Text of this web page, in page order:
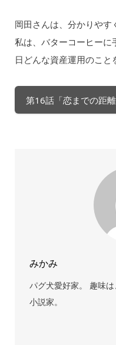
岡田さんは、分かりやす
私は、バターコーヒーに
日どんな資産運用のこと
第16話「恋までの距離
みかみ
パグ犬愛好家。 趣味
小説家。